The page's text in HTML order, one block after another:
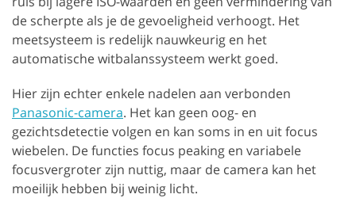
de scherpte als je de gevoeligheid verhoogt. Het
meetsysteem is redelijk nauwkeurig en het
automatische witbalanssysteem werkt goed.
Hier zijn echter enkele nadelen aan verbonden
Panasonic-camera. Het kan geen oog- en
gezichtsdetectie volgen en kan soms in en uit focus
wiebelen. De functies focus peaking en variabele
focusvergroter zijn nuttig, maar de camera kan het
moeilijk hebben bij weinig licht.